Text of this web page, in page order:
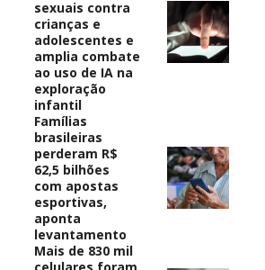
sexuais contra
crianças e
adolescentes e
amplia combate
ao uso de IA na
exploração
infantil
Famílias
brasileiras
perderam R$
62,5 bilhões
com apostas
esportivas,
aponta
levantamento
Mais de 830 mil
celulares foram